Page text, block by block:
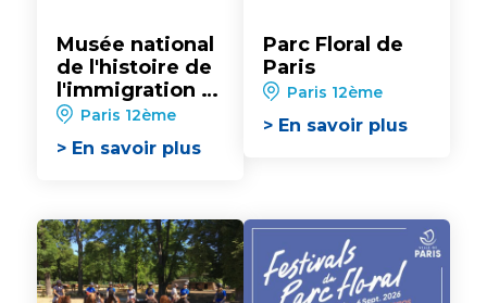
Musée national
de l'histoire de
l'immigration -
Palais de la
Porte Dorée
Paris 12ème
> En savoir plus
Parc Floral de
Paris
Paris 12ème
> En savoir plus